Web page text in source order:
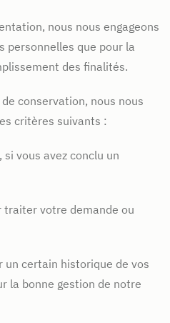
nous nous engageons
personnelles que pour la
des finalités.
conservation, nous nous
critères suivants :
vous avez conclu un
traiter votre demande ou
un certain historique de vos
la bonne gestion de notre